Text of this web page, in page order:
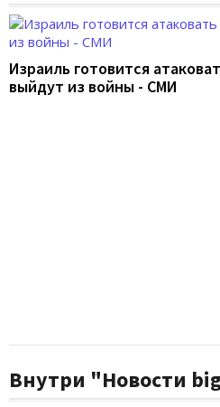
Израиль готовится
выйдут из войны - СМИ
Внутри "Новости